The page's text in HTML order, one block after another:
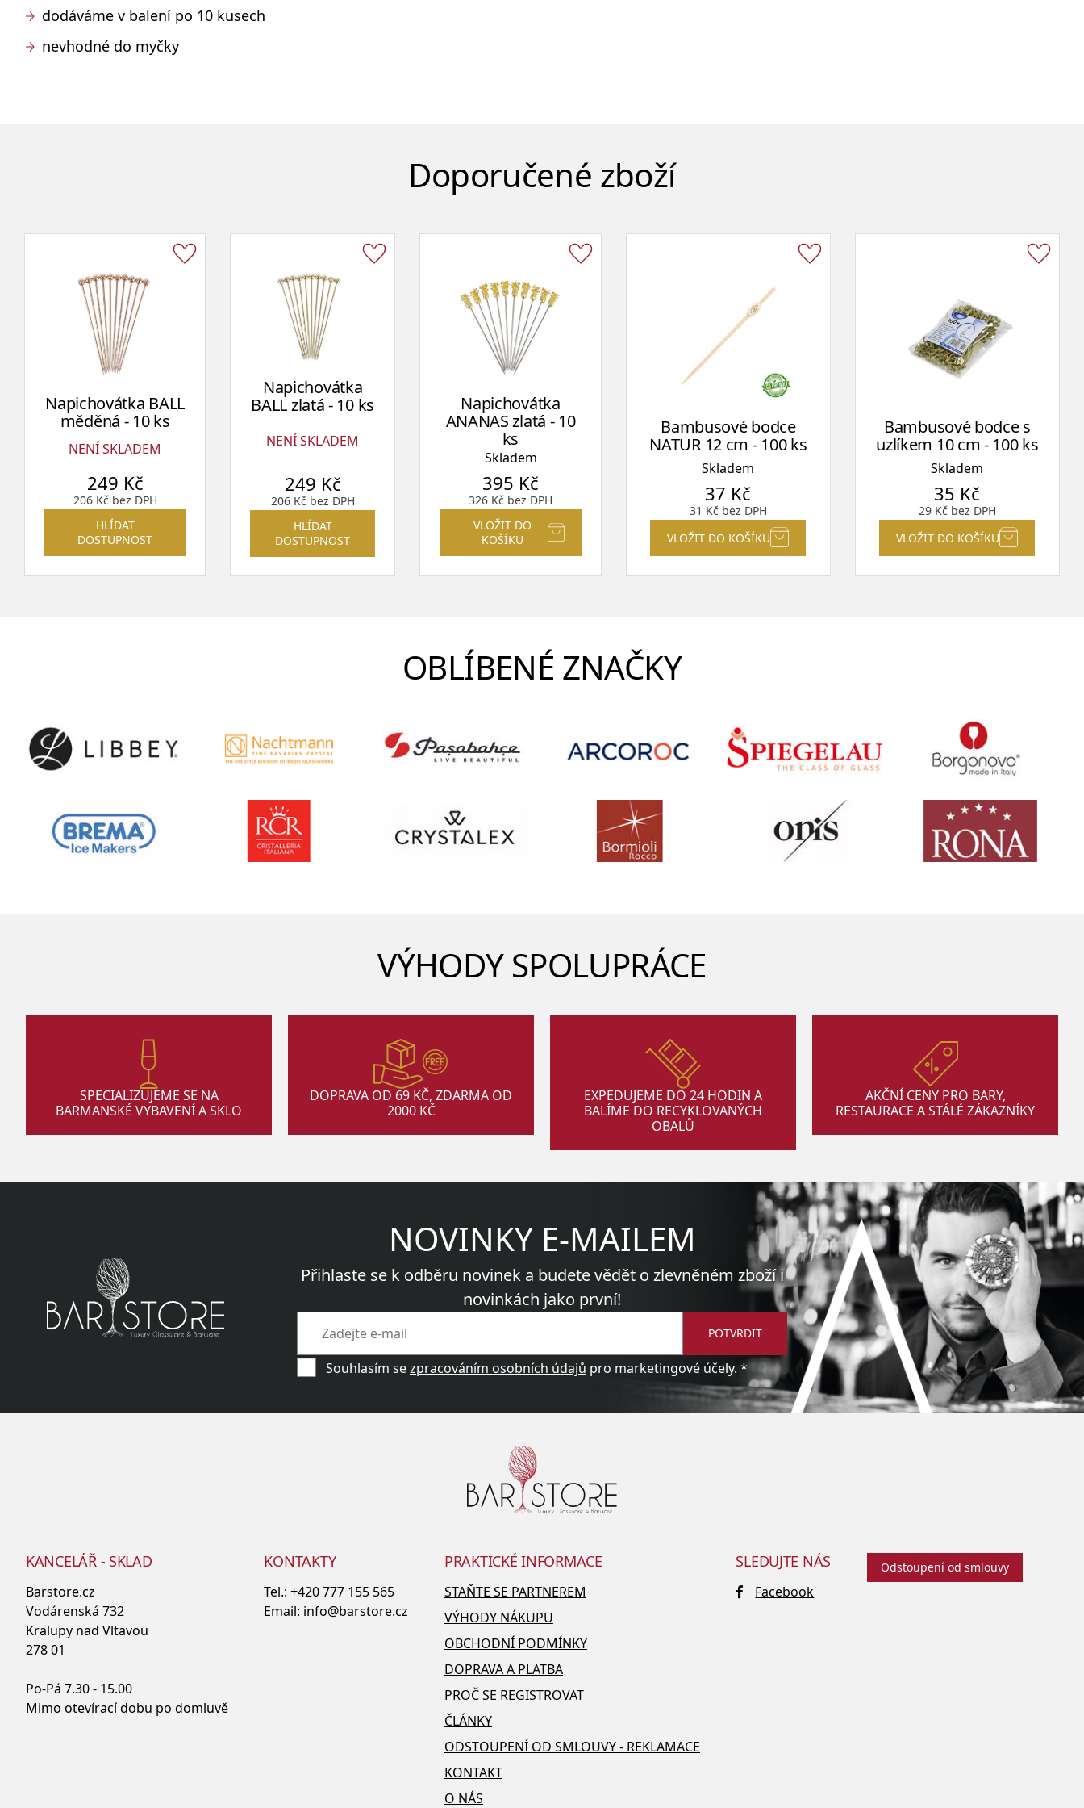
dodáváme v balení po 10 kusech
nevhodné do myčky
Doporučené zboží
Napichovátka BALL
měděná - 10 ks
NENÍ SKLADEM
249 Kč
206 Kčbez DPH
HLÍDAT
DOSTUPNOST
Napichovátka
BALL zlatá - 10 ks
NENÍ SKLADEM
249 Kč
206 Kčbez DPH
HLÍDAT
DOSTUPNOST
Napichovátka
ANANAS zlatá - 10
ks
Skladem
395 Kč
326 Kč bez DPH
VLOŽIT DO
KOŠÍKU
Bambusové bodce
NATUR 12 cm - 100 ks
Skladem
37 Kč
31 Kčbez DPH
VLOŽIT DO KOŠÍKU
Bambusové bodce s
uzlíkem 10 cm - 100 ks
Skladem
35 Kč
29 Kčbez DPH
VLOŽIT DO KOŠÍKU
OBLÍBENÉ ZNAČKY
VÝHODY SPOLUPRÁCE
SPECIALIZUJEME SE NA
BARMANSKÉ VYBAVENÍ A SKLO
DOPRAVA OD 69 KČ, ZDARMA OD
2000 KČ
EXPEDUJEME DO 24 HODIN A
BALÍME DO RECYKLOVANÝCH
OBALŮ
AKČNÍ CENY PRO BARY,
RESTAURACE A STÁLÉ ZÁKAZNÍKY
NOVINKY E-MAILEM
Přihlaste se k odběru novinek a budete vědět o zlevněném zboží i
novinkách jako první!
POTVRDIT
Souhlasím sezpracováním osobních údajů pro marketingové účely. *
KANCELÁŘ - SKLAD
Barstore.cz
Vodárenská 732
Kralupy nad Vltavou
278 01
Po-Pá 7.30 - 15.00
Mimo otevírací dobu po domluvě
KONTAKTY
Tel.:+420 777 155 565
Email: info@barstore.cz
PRAKTICKÉ INFORMACE
STAŇTE SE PARTNEREM
VÝHODY NÁKUPU
OBCHODNÍ PODMÍNKY
DOPRAVA A PLATBA
PROČ SE REGISTROVAT
ČLÁNKY
ODSTOUPENÍ OD SMLOUVY - REKLAMACE
KONTAKT
O NÁS
SLEDUJTE NÁS
Facebook
Odstoupení od smlouvy